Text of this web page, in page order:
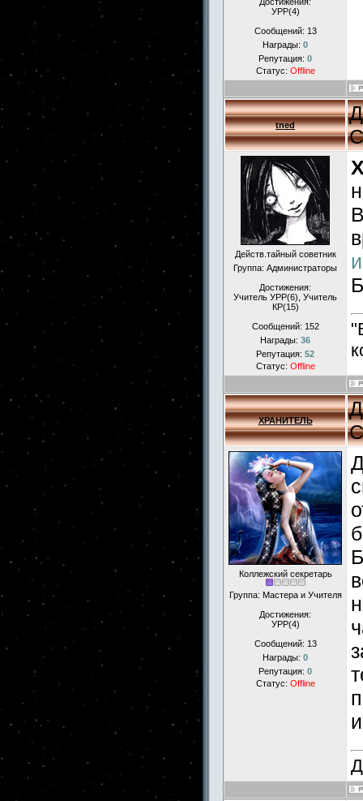
УРР(4)
Сообщений: 13
Награды: 0
Репутация: 0
Статус: Offline
tned
Действ.тайный советник
Группа: Администраторы
Достижения:
Учитель УРР(6), Учитель
КР(15)
Сообщений: 152
Награды: 36
Репутация: 52
Статус: Offline
ХРАНИТЕЛЬ
Коллежский секретарь
Группа: Мастера и Учителя
Достижения:
УРР(4)
Сообщений: 13
Награды: 0
Репутация: 0
Статус: Offline